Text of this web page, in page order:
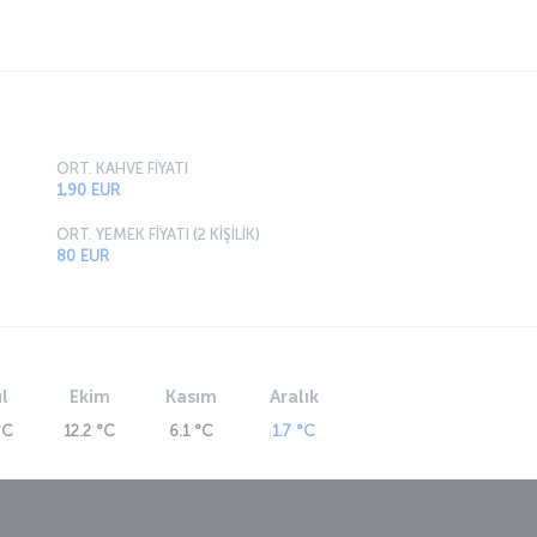
ORT. KAHVE FİYATI
1,90 EUR
ORT. YEMEK FİYATI (2 KİŞİLİK)
80 EUR
Ekim
12.2 °C
Kasım
6.1 °C
Aralık
1.7 °C